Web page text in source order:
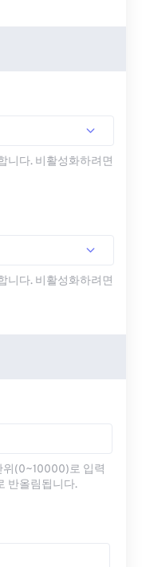
니다. 비활성화하려면
니다. 비활성화하려면
위(0~10000)로 입력
반올림됩니다.